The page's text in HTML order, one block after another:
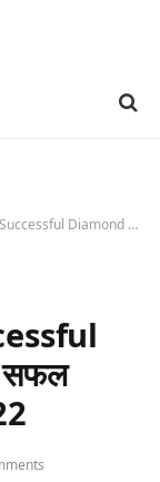
Leader एक सफल डायमंड लीडर के 7 गुण 2022